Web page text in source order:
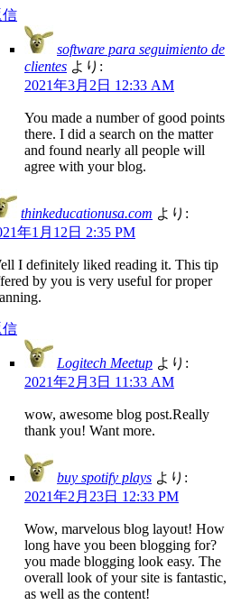
信
software para seguimiento de
clientes より:
2021年3月2日 12:33 AM
You made a number of good points
there. I did a search on the matter
and found nearly all people will
agree with your blog.
thinkeducationusa.com より:
年1月12日 2:35 PM
I definitely liked reading it. This tip
by you is very useful for proper
信
Logitech Meetup より:
2021年2月3日 11:33 AM
wow, awesome blog post.Really
thank you! Want more.
buy spotify plays より:
2021年2月23日 12:33 PM
Wow, marvelous blog layout! How
long have you been blogging for?
you made blogging look easy. The
overall look of your site is fantastic,
as well as the content!